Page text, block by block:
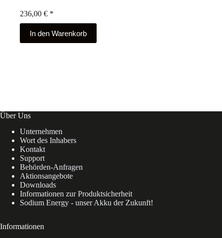
236,00 € *
In den Warenkorb
Über Uns
Unternehmen
Wort des Inhabers
Kontakt
Support
Behörden-Anfragen
Aktionsangebote
Downloads
Informationen zur Produktsicherheit
Sodium Energy - unser Akku der Zukunft!
Informationen